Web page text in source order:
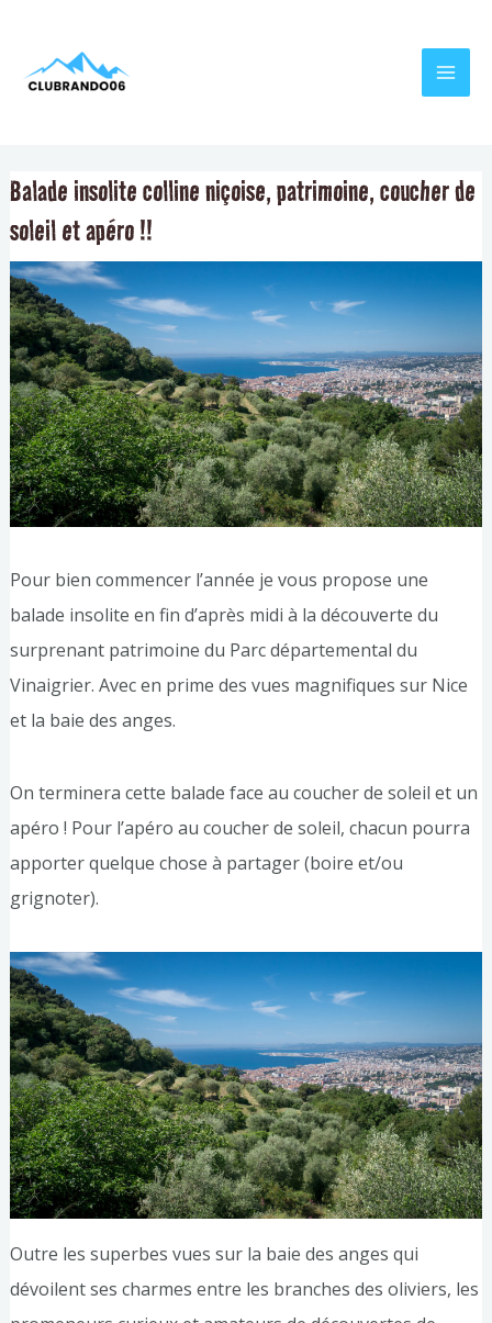
contenu
Balade insolite colline niçoise, patrimoine, coucher de
soleil et apéro !!
Pour bien commencer l’année je vous propose une
balade insolite en fin d’après midi à la découverte du
surprenant patrimoine du Parc départemental du
Vinaigrier. Avec en prime des vues magnifiques sur Nice
et la baie des anges.
On terminera cette balade face au coucher de soleil et un
apéro ! Pour l’apéro au coucher de soleil, chacun pourra
apporter quelque chose à partager (boire et/ou
grignoter).
Outre les superbes vues sur la baie des anges qui
dévoilent ses charmes entre les branches des oliviers, les
de
l’article